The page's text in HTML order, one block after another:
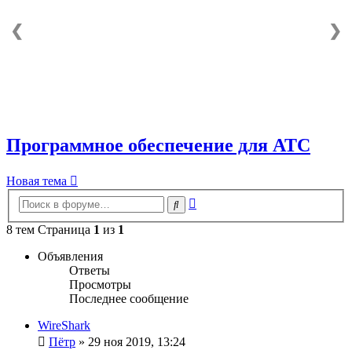
❮ ❯
Программное обеспечение для АТС
Новая тема
Поиск
8 тем Страница 1 из 1
Объявления
Ответы
Просмотры
Последнее сообщение
WireShark
Пётр » 29 ноя 2019, 13:24